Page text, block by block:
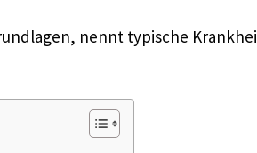
nennt typische